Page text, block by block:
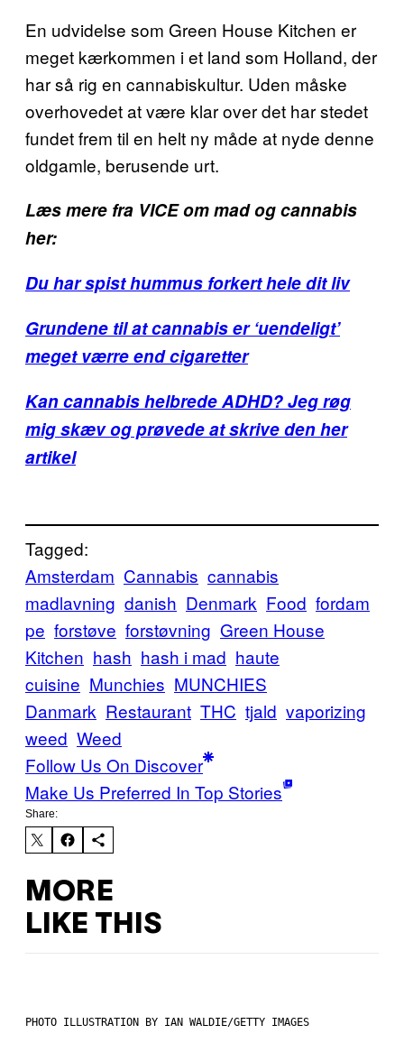
En udvidelse som Green House Kitchen er
meget kærkommen i et land som Holland, der
har så rig en cannabiskultur. Uden måske
overhovedet at være klar over det har stedet
fundet frem til en helt ny måde at nyde denne
oldgamle, berusende urt.
Læs mere fra VICE om mad og cannabis
her:
Du har spist hummus forkert hele dit liv
Grundene til at cannabis er ‘uendeligt’
meget værre end cigaretter
Kan cannabis helbrede ADHD? Jeg røg
mig skæv og prøvede at skrive den her
artikel
Tagged:
Amsterdam Cannabis cannabis
madlavning danish Denmark Food fordam
pe forstøve forstøvning Green House
Kitchen hash hash i mad haute
cuisine Munchies MUNCHIES
Danmark Restaurant THC tjald vaporizing
weed Weed
Follow Us On Discover
Make Us Preferred In Top Stories
Share:
MORE
LIKE THIS
PHOTO ILLUSTRATION BY IAN WALDIE/GETTY IMAGES